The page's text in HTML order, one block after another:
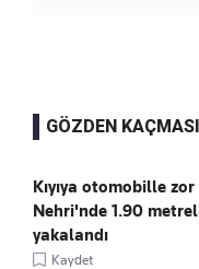
GÖZDEN
Kıyıya otomobille
Nehri'nde 1.90
yakalandı
Kaydet